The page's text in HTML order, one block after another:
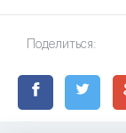
Поделиться: